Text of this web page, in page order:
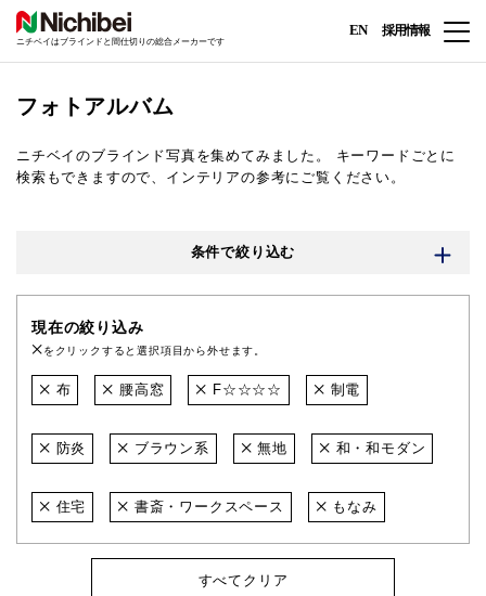
ニチベイはブラインドと間仕切りの総合メーカーです
EN 採用情報
フォトアルバム
ニチベイのブラインド写真を集めてみました。
キーワードごとに
検索もできますので、インテリアの参考にご覧ください。
条件で絞り込む
現在の絞り込み
をクリックすると選択項目から外せます。
布 腰高窓 F☆☆☆☆ 制電
防炎 ブラウン系 無地 和・和モダン
住宅 書斎・ワークスペース もなみ
すべてクリア